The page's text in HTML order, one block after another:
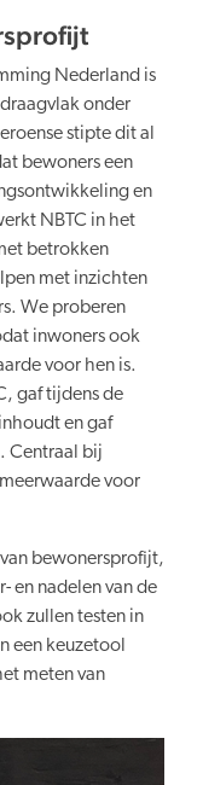
Nederland is
onder
stipte dit al
bewoners een
en
NBTC in het
betrokken
met inzichten
We proberen
inwoners ook
voor hen is.
gaf tijdens de
en gaf
Centraal bij
voor
bewonersprofijt,
en nadelen van de
zullen testen in
een keuzetool
meten van